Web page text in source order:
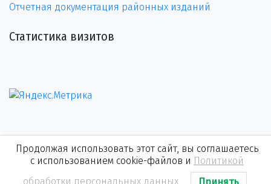
Отчетная документация районных изданий
Статистика визитов
Продолжая использовать этот сайт, вы соглашаетесь
с использованием cookie-файлов и Политикой
обработки персональных данных